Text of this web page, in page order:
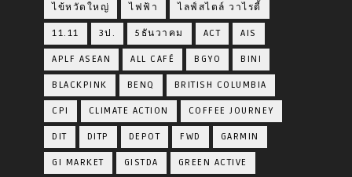
ไข้หวัดใหญ่ ไฟฟ้า ไลฟ์สไตล์ วาไรตี้
11.11 3ป. 5ธันวาคม ACT AIS
APLF ASEAN ALL CAFÉ BGYO BINI
BLACKPINK BENQ BRITISH COLUMBIA
CPI CLIMATE ACTION COFFEE JOURNEY
DIT DITP DEPOT FWD GARMIN
GI MARKET GISTDA GREEN ACTIVE